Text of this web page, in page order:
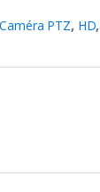
Caméra PTZ, HD,